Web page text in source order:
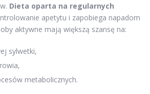
Dieta oparta na regularnych
apetytu i zapobiega napadom
aktywne mają większą szansę na:
sylwetki,
metabolicznych.